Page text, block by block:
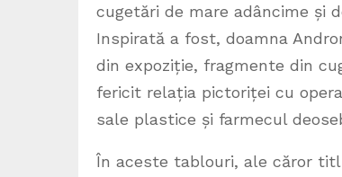
cugetări de mare adâncime și
Inspirată a fost, doamna
din expoziție, fragmente din
fericit relația pictoriței cu
sale plastice și farmecul
În aceste tablouri, ale căror